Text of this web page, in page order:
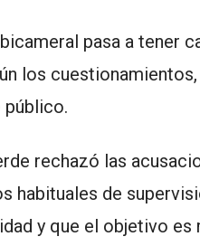
pasa a tener
los
público.
rechazó las
habituales de
y que el objetivo